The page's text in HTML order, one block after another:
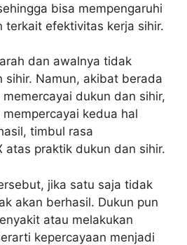
bisa mempengaruhi
terkait efektivitas kerja sihir.
dan awalnya tidak
sihir. Namun, akibat berada
dukun dan sihir,
kedua hal
timbul rasa
atas praktik dukun dan sihir.
jika satu saja tidak
akan berhasil. Dukun pun
atau melakukan
kepercayaan menjadi